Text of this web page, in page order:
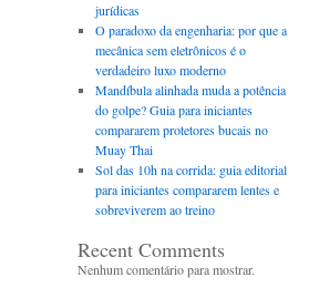
jurídicas
O paradoxo da engenharia: por que a
mecânica sem eletrônicos é o
verdadeiro luxo moderno
Mandíbula alinhada muda a potência
do golpe? Guia para iniciantes
compararem protetores bucais no
Muay Thai
Sol das 10h na corrida: guia editorial
para iniciantes compararem lentes e
sobreviverem ao treino
Recent Comments
Nenhum comentário para mostrar.